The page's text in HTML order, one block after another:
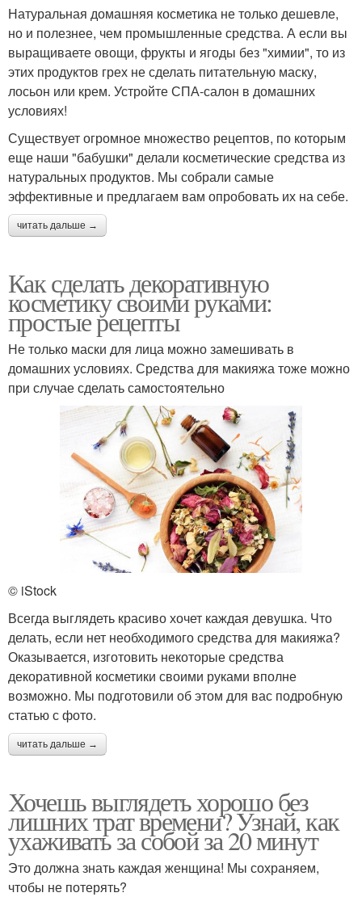
Натуральная домашняя косметика не только дешевле,
но и полезнее, чем промышленные средства. А если вы
выращиваете овощи, фрукты и ягоды без "химии", то из
этих продуктов грех не сделать питательную маску,
лосьон или крем. Устройте СПА-салон в домашних
условиях!
Существует огромное множество рецептов, по которым
еще наши "бабушки" делали косметические средства из
натуральных продуктов. Мы собрали самые
эффективные и предлагаем вам опробовать их на себе.
читать дальше →
Как сделать декоративную
косметику своими руками:
простые рецепты
Не только маски для лица можно замешивать в
домашних условиях. Средства для макияжа тоже можно
при случае сделать самостоятельно
© iStock
Всегда выглядеть красиво хочет каждая девушка. Что
делать, если нет необходимого средства для макияжа?
Оказывается, изготовить некоторые средства
декоративной косметики своими руками вполне
возможно. Мы подготовили об этом для вас подробную
статью с фото.
читать дальше →
Хочешь выглядеть хорошо без
лишних трат времени? Узнай, как
ухаживать за собой за 20 минут
Это должна знать каждая женщина! Мы сохраняем,
чтобы не потерять?